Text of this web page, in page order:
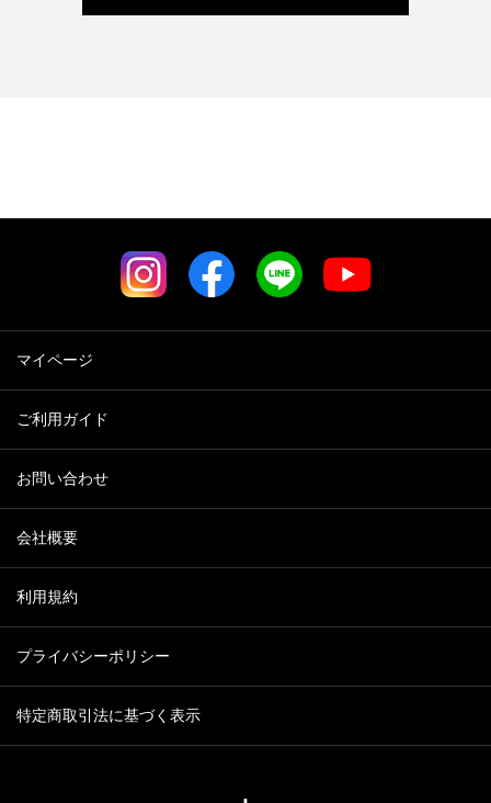
マイページ
ご利用ガイド
お問い合わせ
会社概要
利用規約
プライバシーポリシー
特定商取引法に基づく表示